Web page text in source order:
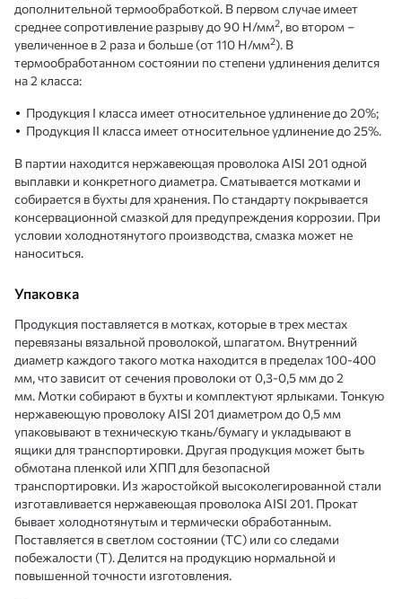
дополнительной термообработкой. В первом случае имеет
среднее сопротивление разрыву до 90 Н/мм2, во втором –
увеличенное в 2 раза и больше (от 110 Н/мм2). В
термообработанном состоянии по степени удлинения делится
на 2 класса:
Продукция I класса имеет относительное удлинение до 20%;
Продукция II класса имеет относительное удлинение до 25%.
В партии находится нержавеющая проволока AISI 201 одной
выплавки и конкретного диаметра. Сматывается мотками и
собирается в бухты для хранения. По стандарту покрывается
консервационной смазкой для предупреждения коррозии. При
условии холоднотянутого производства, смазка может не
наноситься.
Упаковка
Продукция поставляется в мотках, которые в трех местах
перевязаны вязальной проволокой, шпагатом. Внутренний
диаметр каждого такого мотка находится в пределах 100-400
мм, что зависит от сечения проволоки от 0,3-0,5 мм до 2
мм. Мотки собирают в бухты и комплектуют ярлыками. Тонкую
нержавеющую проволоку AISI 201 диаметром до 0,5 мм
упаковывают в техническую ткань/бумагу и укладывают в
ящики для транспортировки. Другая продукция может быть
обмотана пленкой или ХПП для безопасной
транспортировки. Из жаростойкой высоколегированной стали
изготавливается нержавеющая проволока AISI 201. Прокат
бывает холоднотянутым и термически обработанным.
Поставляется в светлом состоянии (ТС) или со следами
побежалости (Т). Делится на продукцию нормальной и
повышенной точности изготовления.